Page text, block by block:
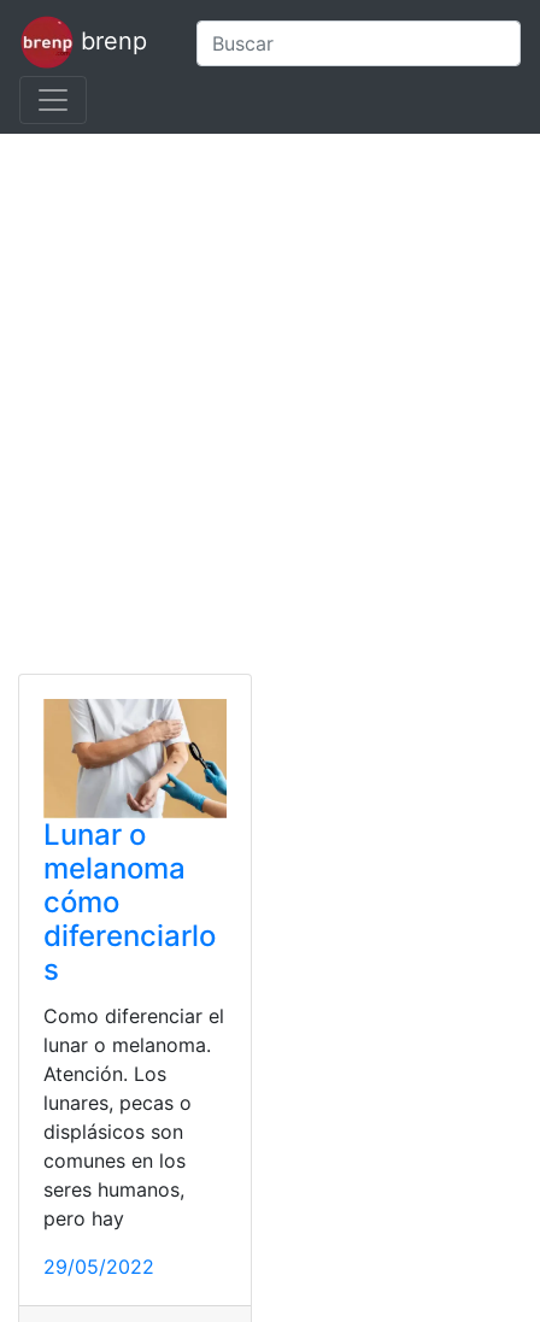
brenp
Lunar o
melanoma
cómo
diferenciarlo
s
Como diferenciar el
lunar o melanoma.
Atención. Los
lunares, pecas o
displásicos son
comunes en los
seres humanos,
pero hay
29/05/2022